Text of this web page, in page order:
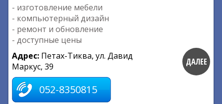
- изготовление мебели
- компьютерный дизайн
- ремонт и обновление
- доступные цены
Адрес: Петах-Тиква, ул. Давид
Маркус, 39
052-8350815
ДАЛЕЕ